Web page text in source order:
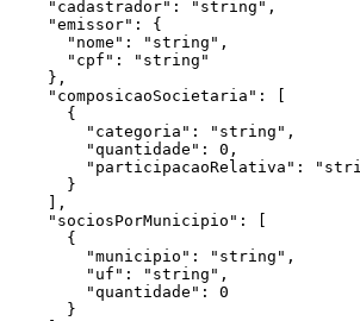
    "cadastrador": "string",
    "emissor": {
      "nome": "string",
      "cpf": "string"
    },
    "composicaoSocietaria": [
      {
        "categoria": "string",
        "quantidade": 0,
"participacaoRelativa":
      }
    ],
    "sociosPorMunicipio": [
      {
        "municipio": "string",
        "uf": "string",
        "quantidade": 0
      }